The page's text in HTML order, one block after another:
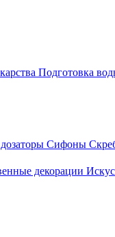
Подготовка
Сифоны
декорации